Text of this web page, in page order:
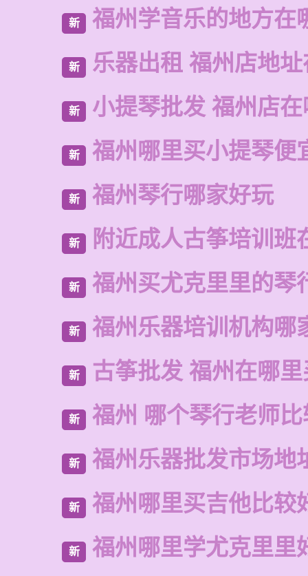
新 福州学音乐的地方在
新 乐器出租 福州店地
新 小提琴批发 福州店
新 福州哪里买小提琴便
新 福州琴行哪家好玩
新 附近成人古筝培训班
新 福州买尤克里里的琴
新 福州乐器培训机构哪
新 古筝批发 福州在哪
新 福州 哪个琴行老师
新 福州乐器批发市场地
新 福州哪里买吉他比较
新 福州哪里学尤克里里